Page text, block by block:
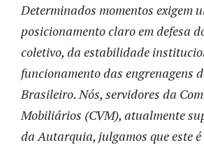
Determinados momentos exigem
posicionamento claro em defesa
coletivo, da estabilidade
funcionamento das engrenagens
Brasileiro. Nós, servidores da
Mobiliários (CVM), atualmente
da Autarquia, julgamos que este é